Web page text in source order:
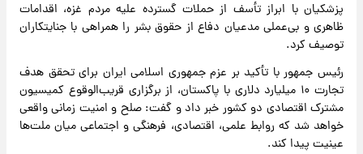
پزشکیان با ابراز تأسف از حملات گسترده علیه مردم غزه، اقدامات
ظاهری و بی‌عملی مدعیان دفاع از حقوق بشر را همراهی با جنایتکاران
توصیف کرد.
رئیس جمهور با تأکید بر عزم جمهوری اسلامی ایران برای تحقق هدف
تجارت ۱۰ میلیارد دلاری با پاکستان، از برگزاری قریب‌الوقوع کمیسیون
مشترک اقتصادی دو کشور خبر داد و گفت: صلح و امنیت زمانی واقعی
خواهد شد که روابط علمی، اقتصادی، فرهنگی و اجتماعی میان ملت‌ها
عینیت پیدا کند.